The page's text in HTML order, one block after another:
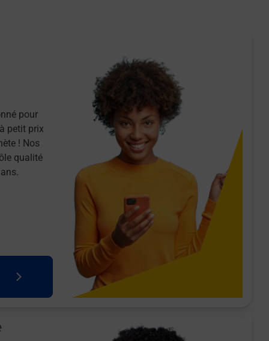
pour
petit prix
! Nos
qualité